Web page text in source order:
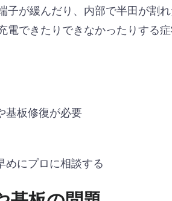
子が緩んだり、内部で半田が割
できたりできなかったりする症
基板修復が必要
めにプロに相談する